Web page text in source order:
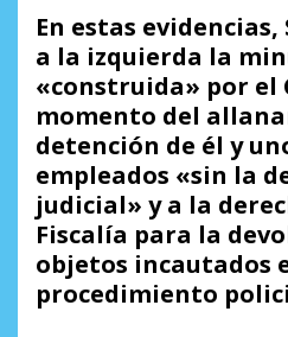
En estas
a la izquierda la
«construida» por el
momento del
detención de él y
empleados «sin la
judicial» y a la
Fiscalía para la
objetos incautados
procedimiento